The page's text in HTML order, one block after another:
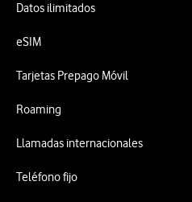
Datos ilimitados
eSIM
Tarjetas Prepago Móvil
Roaming
Llamadas internacionales
Teléfono fijo